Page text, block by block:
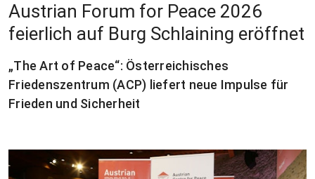
Austrian Forum for Peace 2026
feierlich auf Burg Schlaining eröffnet
„The Art of Peace“: Österreichisches
Friedenszentrum (ACP) liefert neue Impulse für
Frieden und Sicherheit